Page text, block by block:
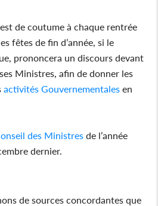
de coutume à chaque rentrée
fêtes de fin d’année, si le
prononcera un discours devant
Ministres, afin de donner les
activités Gouvernementales en
des Ministres de l’année
dernier.
de sources concordantes que